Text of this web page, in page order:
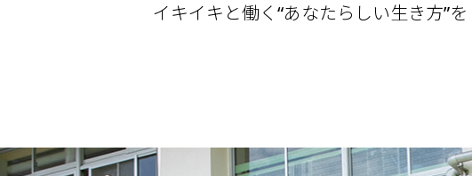
イキイキと働く“あなたらしい生き方”を